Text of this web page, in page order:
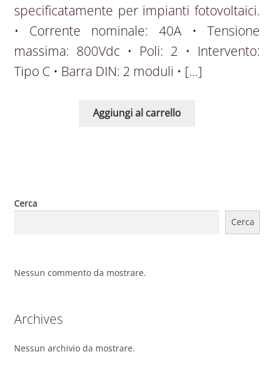
specificatamente per impianti fotovoltaici.
• Corrente nominale: 40A • Tensione
massima: 800Vdc • Poli: 2 • Intervento:
Tipo C • Barra DIN: 2 moduli • […]
Aggiungi al carrello
Cerca
Cerca
Nessun commento da mostrare.
Archives
Nessun archivio da mostrare.